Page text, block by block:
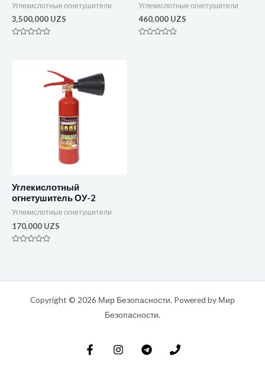
Углекислотные огнетушители
3,500,000 UZS
Углекислотные огнетушители
460,000 UZS
Углекислотный
огнетушитель ОУ-2
Углекислотные огнетушители
170,000 UZS
Copyright © 2026 Мир Безопасности. Powered by Мир
Безопасности.